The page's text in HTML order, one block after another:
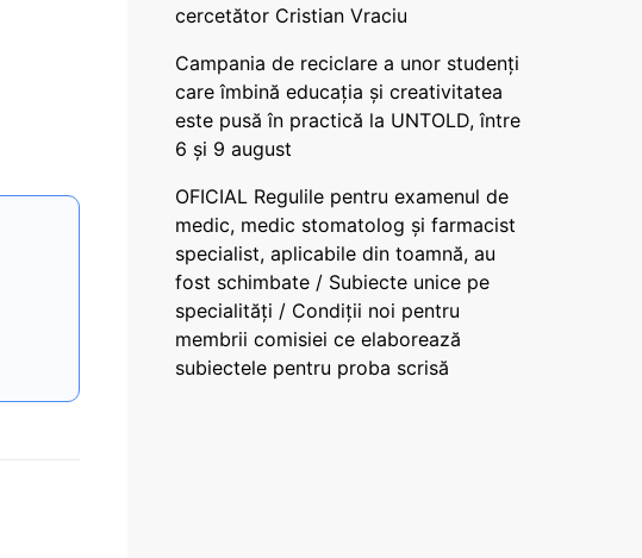
cercetător Cristian Vraciu
Campania de reciclare a unor studenți
care îmbină educația și creativitatea
este pusă în practică la UNTOLD, între
6 și 9 august
OFICIAL Regulile pentru examenul de
medic, medic stomatolog și farmacist
specialist, aplicabile din toamnă, au
fost schimbate / Subiecte unice pe
specialități / Condiții noi pentru
membrii comisiei ce elaborează
subiectele pentru proba scrisă